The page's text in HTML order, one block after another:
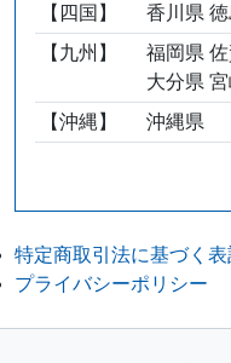
【四国】 香川県
【九州】
福岡県
大分県
【沖縄】 沖縄県
特定商取引法に基づく表
プライバシーポリシー